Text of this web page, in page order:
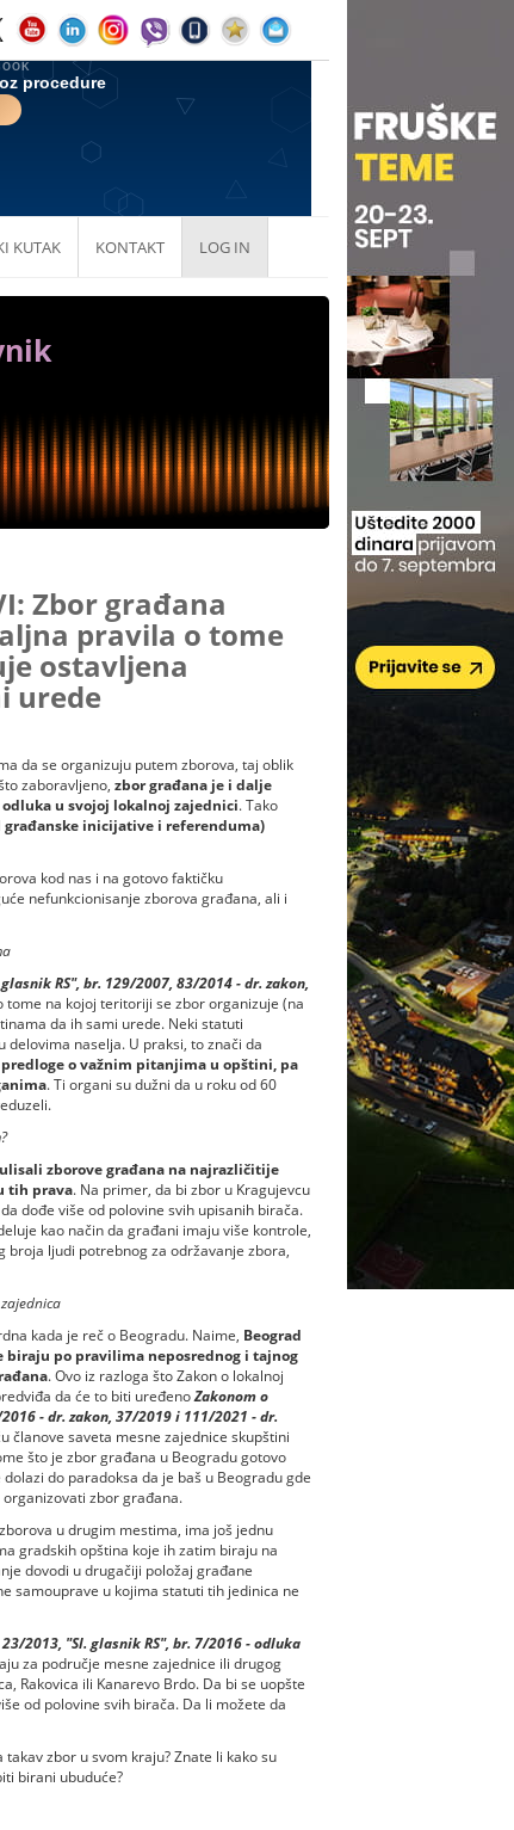
KUTAK KONTAKT LOG IN
Zbor građana
pravila o tome
ostavljena
urede
da se organizuju putem zborova, taj oblik
zaboravljeno, zbor građana je i dalje
u svojoj lokalnoj zajednici. Tako
građanske inicijative i referenduma)
kod nas i na gotovo faktičku
nefunkcionisanje zborova građana, ali i
RS", br. 129/2007, 83/2014 - dr. zakon,
tome na kojoj teritoriji se zbor organizuje (na
da ih sami urede. Neki statuti
naselja. U praksi, to znači da
o važnim pitanjima u opštini, pa
. Ti organi su dužni da u roku od 60
zborove građana na najrazličitije
tih prava. Na primer, da bi zbor u Kragujevcu
dođe više od polovine svih upisanih birača.
kao način da građani imaju više kontrole,
broja ljudi potrebnog za održavanje zbora,
kada je reč o Beogradu. Naime, Beograd
biraju po pravilima neposrednog i tajnog
. Ovo iz razloga što Zakon o lokalnoj
da će to biti uređenoZakonom o
- dr. zakon, 37/2019 i 111/2021 - dr.
članove saveta mesne zajednice skupštini
što je zbor građana u Beogradu gotovo
do paradoksa da je baš u Beogradu gde
zbor građana.
u drugim mestima, ima još jednu
gradskih opština koje ih zatim biraju na
dovodi u drugačiji položaj građane
samouprave u kojima statuti tih jedinica ne
2013, "Sl. glasnik RS", br. 7/2016 - odluka
za područje mesne zajednice ili drugog
Rakovica ili Kanarevo Brdo. Da bi se uopšte
od polovine svih birača. Da li možete da
zbor u svom kraju? Znate li kako su
birani ubuduće?